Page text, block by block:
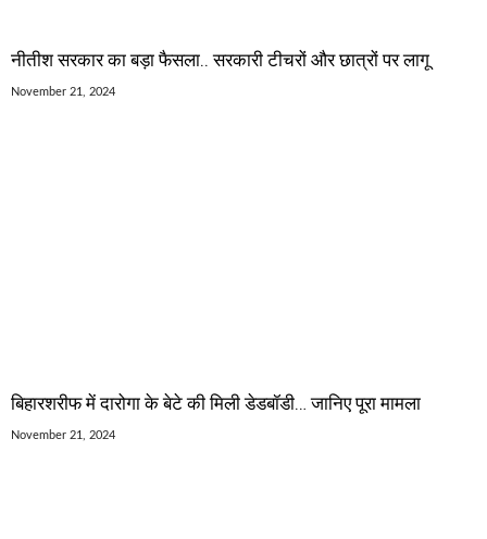
नीतीश सरकार का बड़ा फैसला.. सरकारी टीचरों और छात्रों पर लागू
November 21, 2024
बिहारशरीफ में दारोगा के बेटे की मिली डेडबॉडी… जानिए पूरा मामला
November 21, 2024